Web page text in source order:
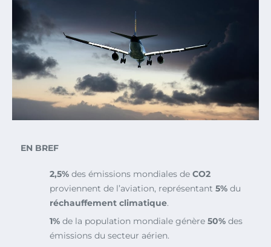
EN BREF
2,5% des émissions mondiales de CO2
proviennent de l’aviation, représentant 5% du
réchauffement climatique.
1% de la population mondiale génère 50% des
émissions du secteur aérien.